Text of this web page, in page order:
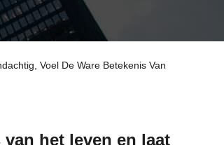
Voel De Ware Betekenis Van
het leven en laat